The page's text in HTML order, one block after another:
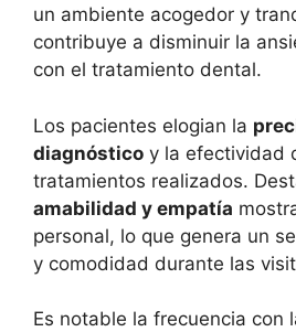
un ambiente acogedor y
contribuye a disminuir la
con el tratamiento dental.
Los pacientes elogian la
diagnóstico y la efectividad
tratamientos realizados.
amabilidad y empatía
personal, lo que genera un
y comodidad durante las
Es notable la frecuencia con